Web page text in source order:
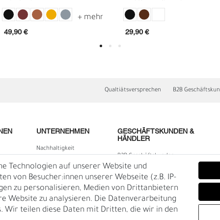
N
49,90 € 29,90 €
Qualtiätsversprechen B2B
UNTERNEHMEN
Nachhaltigkeit
Kontakt
Über uns
Rückgabe
Gürtelgröße messen
GESCHÄFTSKUNDEN &
HÄNDLER
B2B Geschäftskunden
Technologien auf unserer Website und
von Besucher:innen unserer Webseite (z.B. IP-
zu personalisieren, Medien von Drittanbietern
Website zu analysieren. Die Datenverarbeitung
Wir teilen diese Daten mit Dritten, die wir in den